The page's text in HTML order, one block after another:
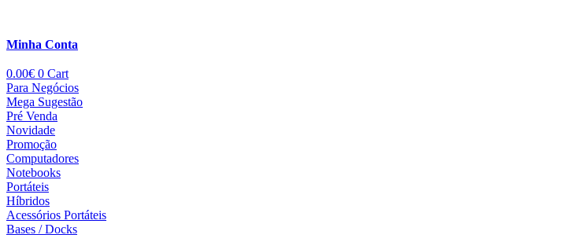
Minha Conta
0.00€ 0 Cart
Para Negócios
Mega Sugestão
Pré Venda
Novidade
Promoção
Computadores
Notebooks
Portáteis
Híbridos
Acessórios Portáteis
Bases / Docks